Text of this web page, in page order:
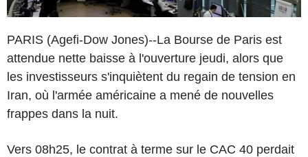
PARIS (Agefi-Dow Jones)--La Bourse de Paris est
attendue nette baisse à l'ouverture jeudi, alors que
les investisseurs s'inquiètent du regain de tension en
Iran, où l'armée américaine a mené de nouvelles
frappes dans la nuit.
Vers 08h25, le contrat à terme sur le CAC 40 perdait